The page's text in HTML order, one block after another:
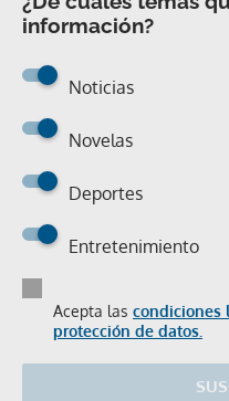
información?
Noticias
Novelas
Deportes
Entretenimiento
Acepta las condiciones
protección de datos.